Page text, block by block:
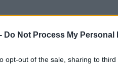
Do Not Process My Personal
opt-out of the sale, sharing to